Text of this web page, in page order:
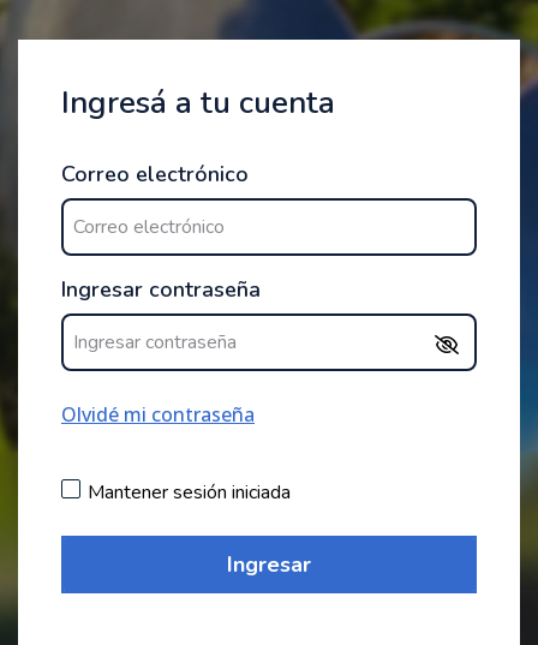
Ingresá a tu cuenta
Correo electrónico
Ingresar contraseña
Olvidé mi contraseña
Mantener sesión iniciada
Ingresar